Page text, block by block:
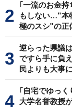
｢一流のお金持
もしない…"本
極のスシ"の正
逆らった県議
ですら手に負
民よりも大事
｢自宅でゆっ
大学名誉教授